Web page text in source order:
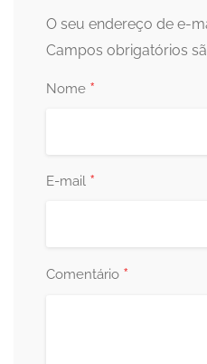
O seu endereço de e-
Campos obrigatórios
Nome *
E-mail *
Comentário *